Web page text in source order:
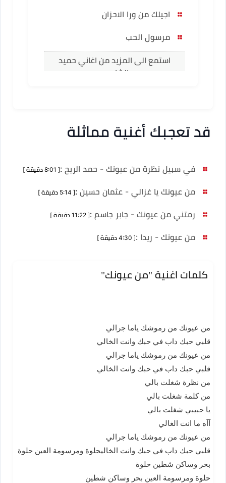
اجيلك من ورا الاحزان
مرسول الحب
استمع الى المزيد من اغاني حميد
الشاعري
قد تعجبك أغنية مماثلة
في سبيل نظرة من عيونك - حمد الريح :[ 8:01 دقيقة ]
من عيونك يا غزالي - عثمان حسين :[ 5:14 دقيقة ]
رمتني من عيونك - جابر جاسم :[ 11:22 دقيقة ]
من عيونك - ريدا :[ 4:30 دقيقة ]
كلمات اغنية "من عيونك"
من عيونك من رموشك ياما جرالي
قلبي حبك داب في حبك وانت الخالي
من عيونك من رموشك ياما جرالي
قلبي حبك داب في حبك وانت الخالي
من نظرة شغلت بالي
من كلمة شغلت بالي
يا حبيبي شغلت بالي
آآه ما انت الغالي
من عيونك من رموشك ياما جرالي
قلبي حبك داب في حبك وانت الخاليحلوة ومرسومة العين حلوة
بحر وساكن شطين حلوة
حلوة ومرسومة العين بحر وساكن شطين